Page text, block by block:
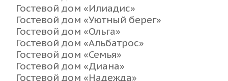
Гостевой дом «Илиадис»
Гостевой дом «Уютный берег»
Гостевой дом «Ольга»
Гостевой дом «Альбатрос»
Гостевой дом «Семья»
Гостевой дом «Диана»
Гостевой дом «Надежда»